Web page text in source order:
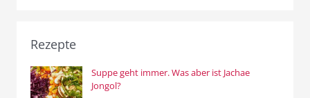
Rezepte
Suppe geht immer. Was aber ist Jachae
Jongol?